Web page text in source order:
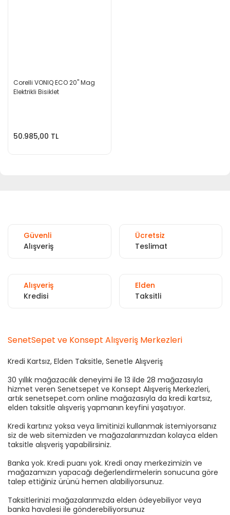
Corelli VONIQ ECO 20'' Mag
Elektrikli Bisiklet
50.985,00 TL
Güvenli
Alışveriş
Ücretsiz
Teslimat
Alışveriş
Kredisi
Elden
Taksitli
SenetSepet ve Konsept Alışveriş Merkezleri
Kredi Kartsız, Elden Taksitle, Senetle Alışveriş
30 yıllık mağazacılık deneyimi ile 13 ilde 28 mağazasıyla
hizmet veren Senetsepet ve Konsept Alışveriş Merkezleri,
artık senetsepet.com online mağazasıyla da kredi kartsız,
elden taksitle alışveriş yapmanın keyfini yaşatıyor.
Kredi kartınız yoksa veya limitinizi kullanmak istemiyorsanız
siz de web sitemizden ve mağazalarımızdan kolayca elden
taksitle alışveriş yapabilirsiniz.
Banka yok. Kredi puanı yok. Kredi onay merkezimizin ve
mağazamızın yapacağı değerlendirmelerin sonucuna göre
talep ettiğiniz ürünü hemen alabiliyorsunuz.
Taksitlerinizi mağazalarımızda elden ödeyebiliyor veya
banka havalesi ile gönderebiliyorsunuz